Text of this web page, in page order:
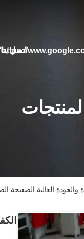
اتصل بنا
والجودة العالية الصفيحة